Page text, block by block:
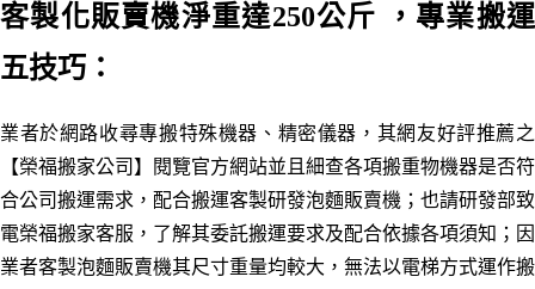
客製化販賣機淨重達250公斤 ， 專業搬運
五技巧：
業者於網路收尋專搬特殊機器、精密儀器，其網友好評推薦之
【榮福搬家公司】閱覽官方網站並且細查各項搬重物機器是否符
合公司搬運需求，配合搬運客製研發泡麵販賣機；也請研發部致
電榮福搬家客服，了解其委託搬運要求及配合依據各項須知；因
業者客製泡麵販賣機其尺寸重量均較大，無法以電梯方式運作搬